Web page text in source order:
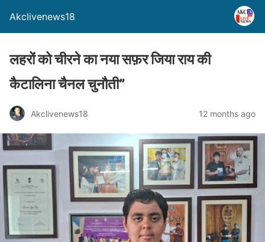
Akclivenews18
लहरों को चीरने का नया सफ़र जिया राय की
कैटालिना चैनल चुनौती”
Akclivenews18 12 months ago